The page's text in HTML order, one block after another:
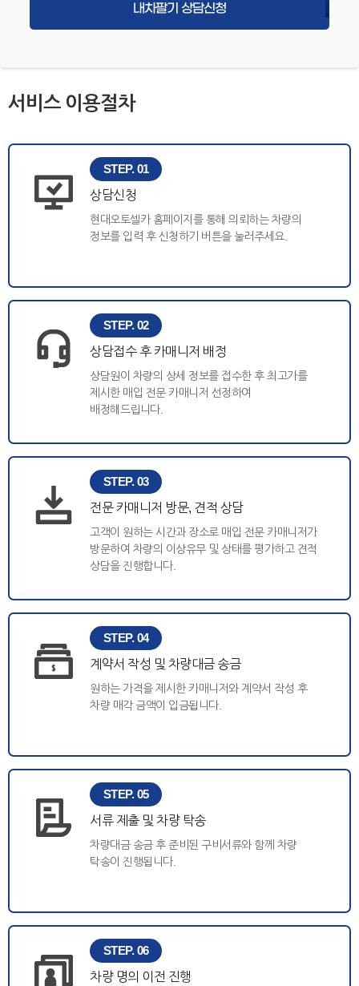
내차팔기 상담신청
서비스 이용절차
STEP. 01
상담신청
현대오토셀카 홈페이지를 통해 의뢰하는 차량의
정보를 입력 후 신청하기 버튼을 눌러주세요.
STEP. 02
상담접수 후 카매니저 배정
상담원이 차량의 상세 정보를 접수한 후 최고가를
제시한 매입 전문 카매니저 선정하여
배정해드립니다.
STEP. 03
전문 카매니저 방문, 견적 상담
고객이 원하는 시간과 장소로 매입 전문 카매니저가
방문하여 차량의 이상유무 및 상태를 평가하고 견적
상담을 진행합니다.
STEP. 04
계약서 작성 및 차량대금 송금
원하는 가격을 제시한 카매니저와 계약서 작성 후
차량 매각 금액이 입금됩니다.
STEP. 05
서류 제출 및 차량 탁송
차량대금 송금 후 준비된 구비서류와 함께 차량
탁송이 진행됩니다.
STEP. 06
차량 명의 이전 진행